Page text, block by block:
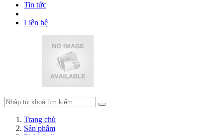
Tin tức
Liên hệ
Trang chủ
Sản phẩm